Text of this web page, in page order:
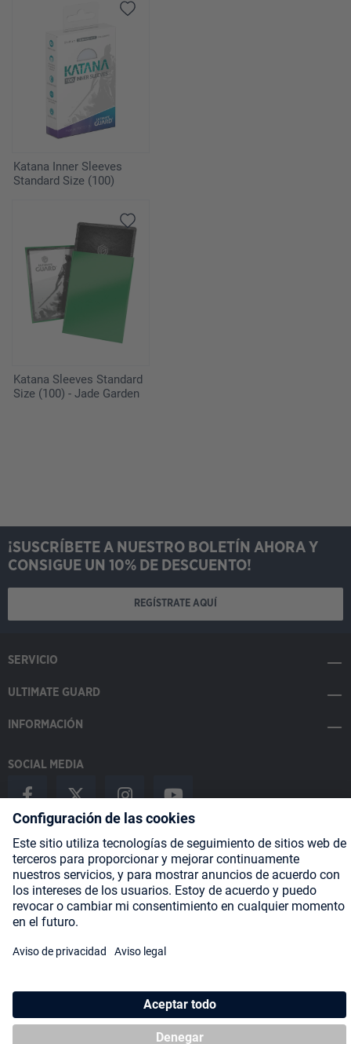
Katana Inner Sleeves
Standard Size (100)
Katana Sleeves Standard
Size (100) - Jade Garden
¡SUSCRÍBETE A NUESTRO BOLETÍN AHORA Y
CONSIGUE UN 10% DE DESCUENTO!
REGÍSTRATE AQUÍ
SERVICIO
ULTIMATE GUARD
INFORMACIÓN
SOCIAL MEDIA
Payment Methods
Shipping
* Todos los precios incluyen IVA másgastos de envíoy posibles
gastos de envío, si no se indica lo contrario.